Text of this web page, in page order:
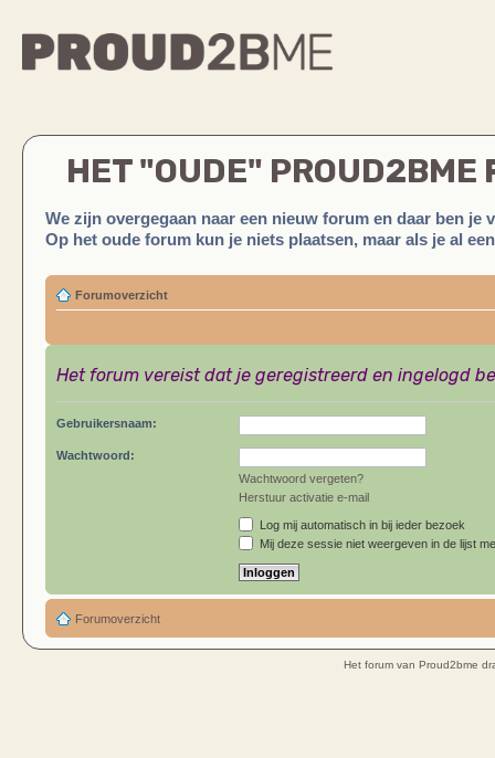
HET "OUDE" PROUD2BME
We zijn overgegaan naar een nieuw forum en daar ben je
Op het oude forum kun je niets plaatsen, maar als je al
Forumoverzicht
Het forum vereist dat je geregistreerd en ingelogd
Gebruikersnaam:
Wachtwoord:
Wachtwoord vergeten?
Herstuur activatie e-mail
Log mij automatisch in bij ieder bezoek
Mij deze sessie niet weergeven in de lijst
Forumoverzicht
Het forum van Proud2bme